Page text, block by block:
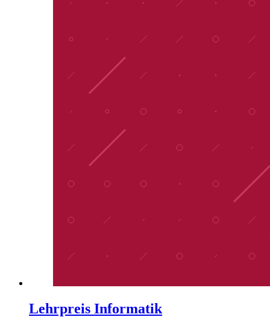
Lehrpreis Informatik